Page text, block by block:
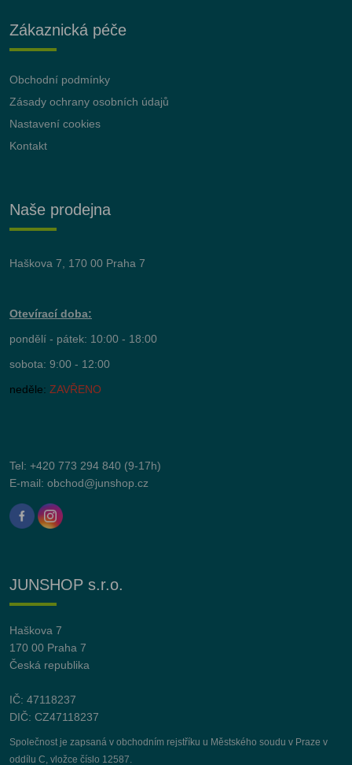
Zákaznická péče
Obchodní podmínky
Zásady ochrany osobních údajů
Nastavení cookies
Kontakt
Naše prodejna
Haškova 7, 170 00 Praha 7
Otevírací doba:
pondělí - pátek: 10:00 - 18:00
sobota: 9:00 - 12:00
neděle: ZAVŘENO
Tel: +420 773 294 840 (9-17h)
E-mail: obchod@junshop.cz
JUNSHOP s.r.o.
Haškova 7
170 00 Praha 7
Česká republika
IČ: 47118237
DIČ: CZ47118237
Společnost je zapsaná v obchodním rejstříku u Městského soudu v Praze v
oddílu C, vložce číslo 12587.